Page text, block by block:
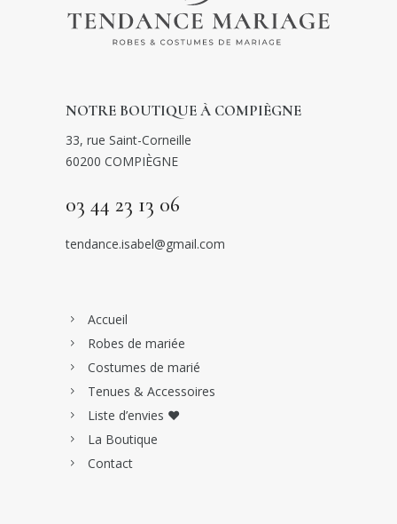
NOTRE BOUTIQUE À COMPIÈGNE
33, rue Saint-Corneille
60200 COMPIÈGNE
03 44 23 13 06
tendance.isabel@gmail.com
Accueil
Robes de mariée
Costumes de marié
Tenues & Accessoires
Liste d’envies ♥
La Boutique
Contact